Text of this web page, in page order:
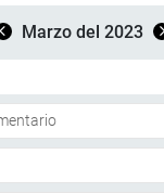
Marzo del 2023